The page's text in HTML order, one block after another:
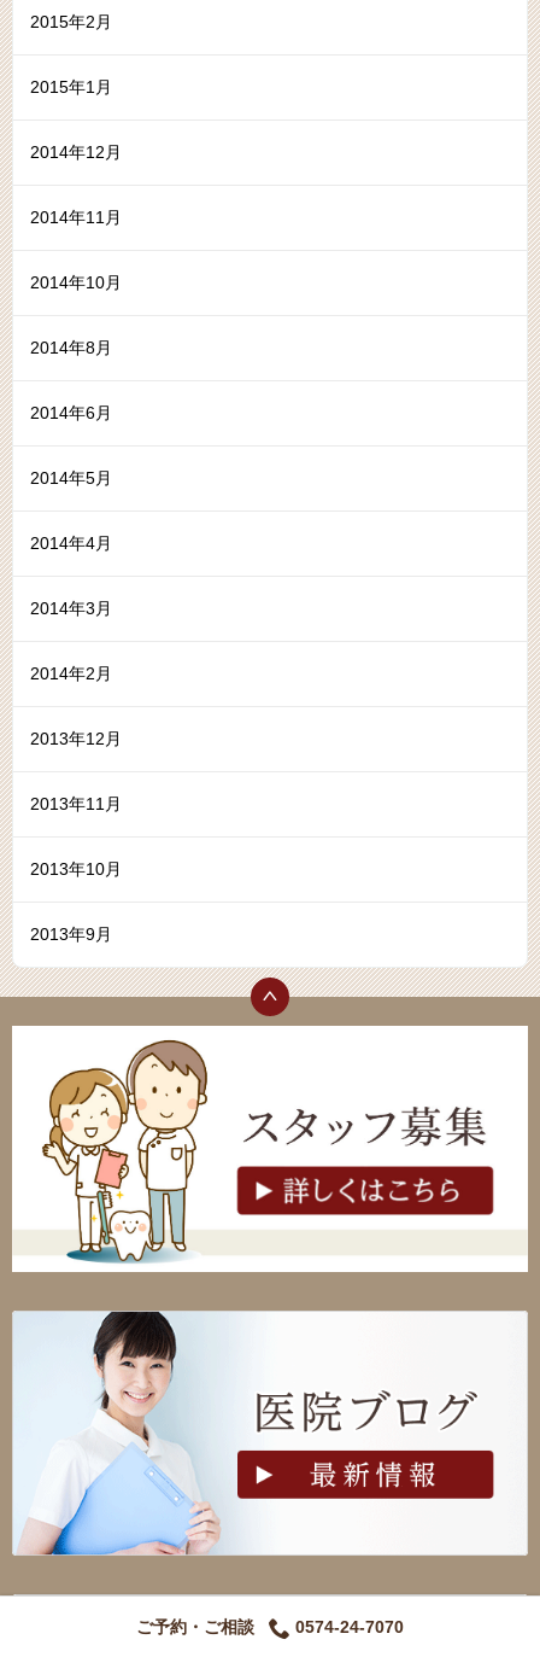
2015年2月
2015年1月
2014年12月
2014年11月
2014年10月
2014年8月
2014年6月
2014年5月
2014年4月
2014年3月
2014年2月
2013年12月
2013年11月
2013年10月
2013年9月
ご予約・ご相談 0574-24-7070